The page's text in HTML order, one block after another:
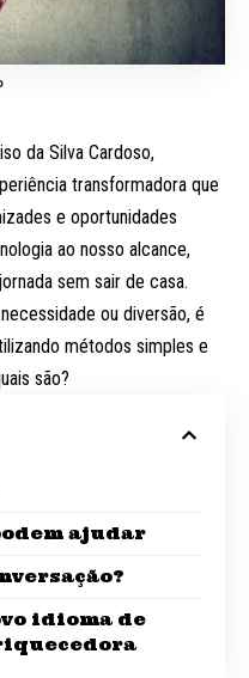
da Silva Cardoso,
transformadora que
e oportunidades
ao nosso alcance,
sem sair de casa.
ou diversão, é
métodos simples e
são?
ajudar
idioma de